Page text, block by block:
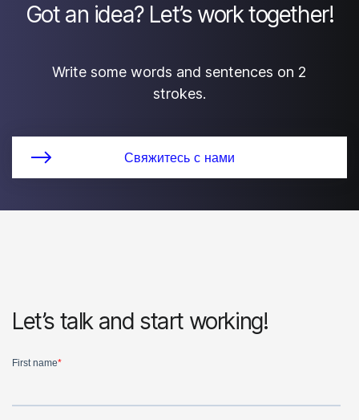
Got an idea? Let’s work together!
Write some words and sentences on 2
strokes.
Свяжитесь с нами
Let’s talk and start working!